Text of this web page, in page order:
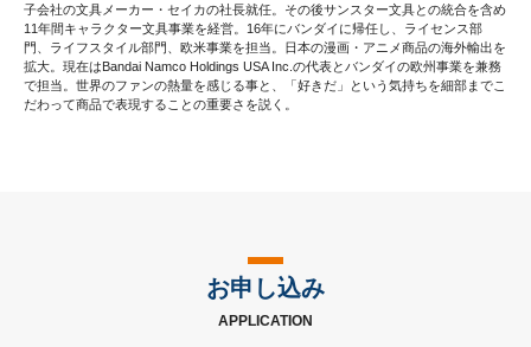
子会社の文具メーカー・セイカの社長就任。その後サンスター文具との統合を含め
11年間キャラクター文具事業を経営。16年にバンダイに帰任し、ライセンス部
門、ライフスタイル部門、欧米事業を担当。日本の漫画・アニメ商品の海外輸出を
拡大。現在はBandai Namco Holdings USA Inc.の代表とバンダイの欧州事業を兼務
で担当。世界のファンの熱量を感じる事と、「好きだ」という気持ちを細部までこ
だわって商品で表現することの重要さを説く。
お申し込み
APPLICATION